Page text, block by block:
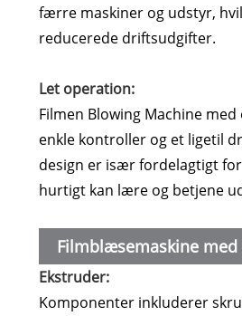
færre maskiner og udstyr,
reducerede driftsudgifter.
Let operation:
Filmen Blowing Machine
enkle kontroller og et ligetil
design er især fordelagtigt
hurtigt kan lære og betjene
Filmblæsemaskine
printerkomponenter:
Ekstruder:
Komponenter inkluderer